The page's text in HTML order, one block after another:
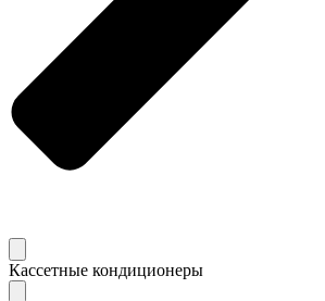
Кассетные кондиционеры